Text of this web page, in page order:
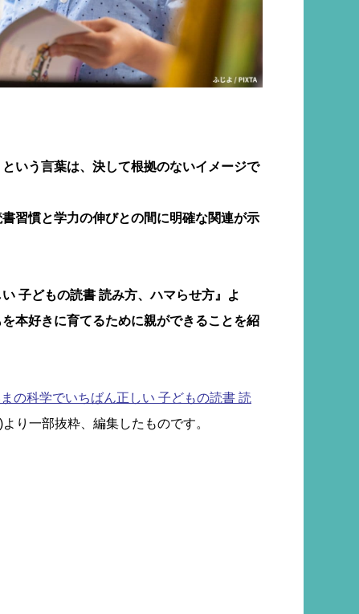
いう言葉は、決して根拠のないイメージで
習慣と学力の伸びとの間に明確な関連が示
子どもの読書 読み方、ハマらせ方』よ
本好きに育てるために親ができることを紹
の科学でいちばん正しい 子どもの読書 読
り一部抜粋、編集したものです。